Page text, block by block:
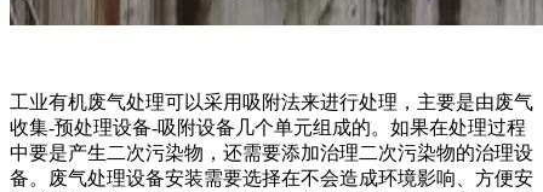
工业有机废气处理可以采用吸附法来进行处理，主要是由废气
收集-预处理设备-吸附设备几个单元组成的。如果在处理过程
中要是产生二次污染物，还需要添加治理二次污染物的治理设
备。废气处理设备安装需要选择在不会造成环境影响、方便安